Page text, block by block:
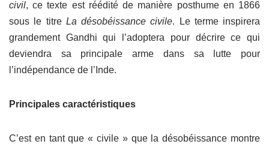
civil, ce texte est réédité de manière posthume en 1866
sous le titre La désobéissance civile. Le terme inspirera
grandement Gandhi qui l’adoptera pour décrire ce qui
deviendra sa principale arme dans sa lutte pour
l’indépendance de l’Inde.
Principales caractéristiques
C’est en tant que « civile » que la désobéissance montre